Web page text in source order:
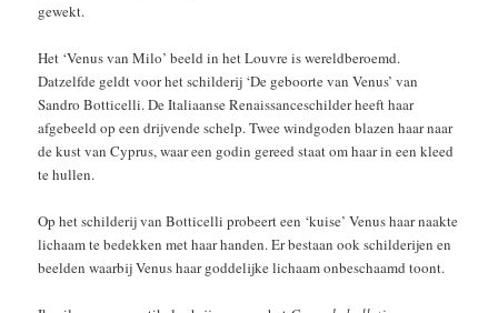
gewekt.
Het ‘Venus van Milo’ beeld in het Louvre is wereldberoemd.
Datzelfde geldt voor het schilderij ‘De geboorte van Venus’ van
Sandro Botticelli. De Italiaanse Renaissanceschilder heeft haar
afgebeeld op een drijvende schelp. Twee windgoden blazen haar naar
de kust van Cyprus, waar een godin gereed staat om haar in een kleed
te hullen.
Op het schilderij van Botticelli probeert een ‘kuise’ Venus haar naakte
lichaam te bedekken met haar handen. Er bestaan ook schilderijen en
beelden waarbij Venus haar goddelijke lichaam onbeschaamd toont.